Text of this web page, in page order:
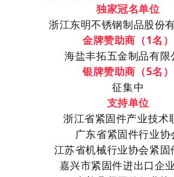
独家冠名单位
浙江东明不锈钢制品股份
金牌赞助商（1名）
海盐丰拓五金制品有限
银牌赞助商（5名）
征集中
支持单位
浙江省紧固件产业技术
广东省紧固件行业协
江苏省机械行业协会紧固
嘉兴市紧固件进出口企